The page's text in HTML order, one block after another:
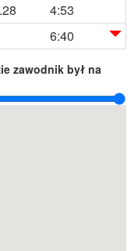
4:53
6:40
zawodnik był na